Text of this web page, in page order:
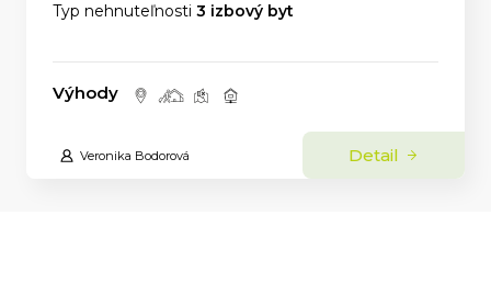
Typ nehnuteľnosti 3 izbový byt
Výhody
Veronika Bodorová Detail